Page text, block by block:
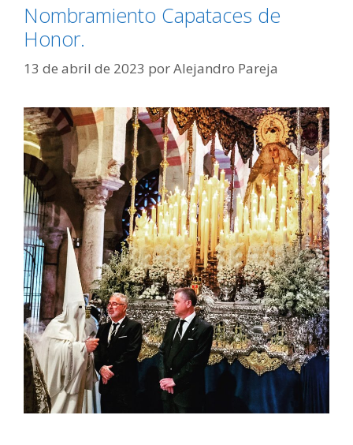
Nombramiento Capataces de
Honor.
13 de abril de 2023 porAlejandro Pareja